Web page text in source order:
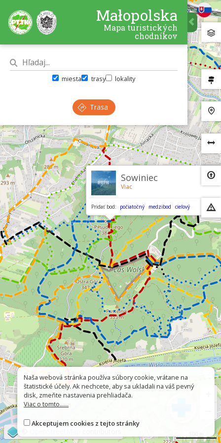
Sowiniec
Viac
Pridať bod: počiatočný medzibod cieľový
Małopolska
Mapa turistických
chodníkov
miesta trasy lokality
Trasa
Naša webová stránka používa súbory cookie, vrátane na
štatistické účely. Ak nechcete, aby sa ukladali na váš pevný
disk, zmeňte nastavenia prehliadača.
Viac o tomto......
Akceptujem cookies z tejto stránky